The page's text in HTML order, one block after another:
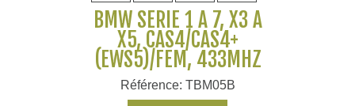
BMW SERIE 1 À 7, X3 À
X5, CAS4/CAS4+
(EWS5)/FEM, 433MHZ
Référence: TBM05B